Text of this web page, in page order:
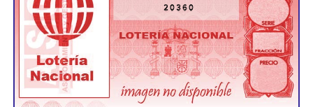
20360